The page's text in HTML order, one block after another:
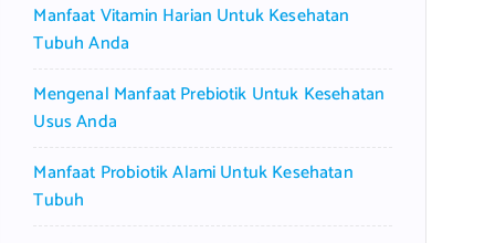
:Manfaat Vitamin Harian Untuk Kesehatan
Tubuh Anda
Mengenal Manfaat Prebiotik Untuk Kesehatan
Usus Anda
Manfaat Probiotik Alami Untuk Kesehatan
Tubuh